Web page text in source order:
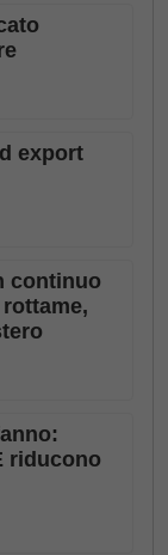
export
continuo
riducono